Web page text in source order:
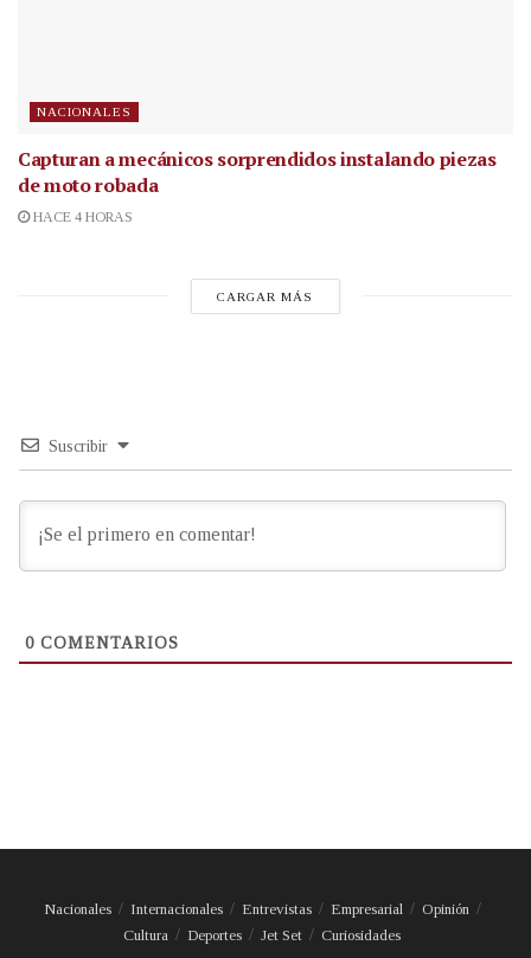
NACIONALES
Capturan a mecánicos sorprendidos instalando piezas
de moto robada
HACE 4 HORAS
CARGAR MÁS
Suscribir
0 COMENTARIOS
Nacionales Internacionales Entrevistas Empresarial
Opinión
Cultura
Deportes Jet Set Curiosidades